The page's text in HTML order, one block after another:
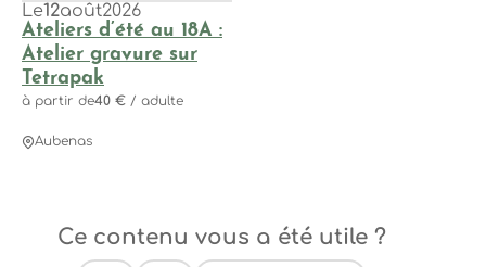
Ateliers d’été au 18A :
Atelier gravure sur
Tetrapak
à partir de40 € / adulte
Le12août2026
Aubenas
Ce contenu vous a été utile ?